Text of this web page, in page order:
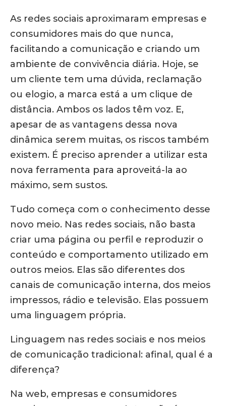
As redes sociais aproximaram empresas e
consumidores mais do que nunca,
facilitando a comunicação e criando um
ambiente de convivência diária. Hoje, se
um cliente tem uma dúvida, reclamação
ou elogio, a marca está a um clique de
distância. Ambos os lados têm voz. E,
apesar de as vantagens dessa nova
dinâmica serem muitas, os riscos também
existem. É preciso aprender a utilizar esta
nova ferramenta para aproveitá-la ao
máximo, sem sustos.
Tudo começa com o conhecimento desse
novo meio. Nas redes sociais, não basta
criar uma página ou perfil e reproduzir o
conteúdo e comportamento utilizado em
outros meios. Elas são diferentes dos
canais de comunicação interna, dos meios
impressos, rádio e televisão. Elas possuem
uma linguagem própria.
Linguagem nas redes sociais e nos meios
de comunicação tradicional: afinal, qual é a
diferença?
Na web, empresas e consumidores